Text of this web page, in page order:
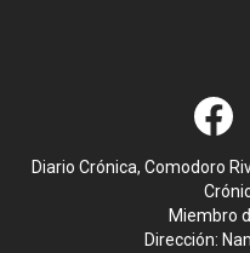
Diario Crónica, Comodoro
Miembro
Dirección: